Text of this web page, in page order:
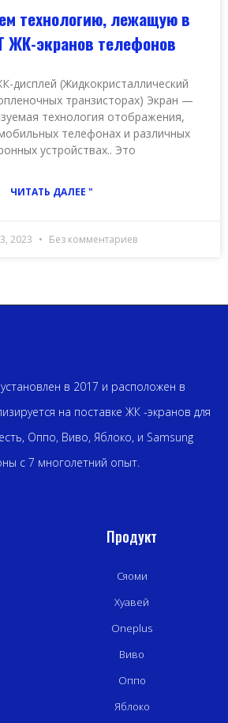
технологию, лежащую в
ЖК-экранов телефонов
дисплей (Жидкокристаллический
транзисторах) Экран —
технология отображения,
телефонах и различных
устройствах.. Это
ЧИТАТЬ ДАЛЕЕ "
2023 Без комментариев
в 2017 и расположен в
на поставке ЖК -экранов для
Оппо, Виво, Яблоко, и Samsung
с 7 многолетний опыт.
Продукт
Сяоми
Хуавей
Oneplus
Виво
Оппо
Яблоко